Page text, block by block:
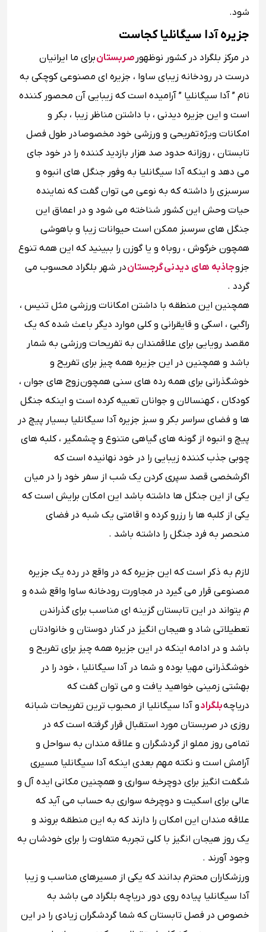
شود.
جزیره آدا سیگانلیا کجاست
در مرکز بلگراد در کشور نوظهور صربستانبرای ما ایرانیان
درست در رودخانه زیبای ساوا ، جزیره ای مصنوعی کوچکی به
نام ” آدا سیگانلیا ” آرامیده است که زیبایی آن محصور کننده
است و این جزیره دیدنی ، با داشتن مناظر زیبا ، بکر و
امکانات ویژه تفریحی و ورزشی خود مخصوصا در طول فصل
تابستان ، روزانه حدود صد هزار بازدید کننده را در خود جای
می دهد و اینکه آدا سیگانلیا به وفور جنگل های انبوه و
سرسبزی را داشته که به نوعی می توان گفت که نماینده
حیات وحش این کشور شناخته می شود و در اعماق این
جنگل های سرسبز ممکن است حیوانات زیبا و باهوشی
همچون خرگوش ، روباه و یا گوزن را ببینید که این همه تنوع
جزوجاذبه های دیدنی گرجستاندر شهر بلگراد محسوب می
گردد .
همچنین این منطقه با داشتن امکانات ورزشی مثل تنیس ،
راگبی ، اسکی و قایقرانی و کلی موارد دیگر باعث شده که یک
مقصد رویایی برای علاقمندان به تفریحات ورزشی به شمار
باشد و همچنین در این جزیره همه چیز برای تفریح و
خوشگذرانی برای همه رده های سنی همچون زوج های جوان ،
کودکان ، کهنسالان و جوانان تعبیه کرده است و اینکه جنگل
ها و فضای سراسر بکر و سبز جزیره آدا سیگانلیا بسیار پیچ در
پیچ و انبوه از گونه های گیاهی متنوع و چشمگیر ، کلبه های
چوبی جذب کننده زیبایی را در خود نهانیده است که
اگرشخصی قصد سپری کردن یک شب از سفر خود را در میان
یکی از این جنگل ها داشته باشد این امکان برایش است که
یکی از کلبه ها را رزرو کرده و اقامتی یک شبه در فضای
منحصر به فرد جنگل را داشته باشد .
لازم به ذکر است که این جزیره که در واقع در رده یک جزیره
مصنوعی قرار می گیرد در مجاورت رودخانه ساوا واقع شده و
م یتواند در این تابستان گزینه ای مناسب برای گذراندن
تعطیلاتی شاد و هیجان انگیز در کنار دوستان و خانوادتان
باشد و در ادامه اینکه در این جزیره همه چیز برای تفریح و
خوشگذرانی مهیا بوده و شما در آدا سیگانلیا ، خود را در
بهشتی زمینی خواهید یافت و می توان گفت که
دریاچهبلگرادو آدا سیگانلیا از محبوب ترین تفریحات شبانه
روزی در صربستان مورد استقبال قرار گرفته است که در
تمامی روز مملو از گردشگران و علاقه مندان به سواحل و
آرامش است و نکته مهم بعدی اینکه آدا سیگانلیا مسیری
شگفت انگیز برای دوچرخه سواری و همچنین مکانی ایده آل و
عالی برای اسکیت و دوچرخه سواری به حساب می آید که
علاقه مندان این امکان را دارند که به این منطقه بروند و
یک روز هیجان انگیز با کلی تجربه متفاوت را برای خودشان به
وجود آورند .
ورزشکاران محترم بدانند که یکی از مسیرهای مناسب و زیبا
آدا سیگانلیا پیاده روی دور دریاچه بلگراد می باشد به
خصوص در فصل تابستان که شما گردشگران زیادی را در این